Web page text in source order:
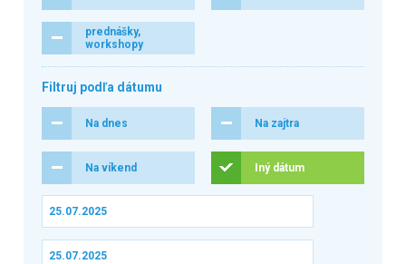
prednášky,
workshopy
Filtruj podľa dátumu
Na dnes Na zajtra
Na víkend Iný dátum